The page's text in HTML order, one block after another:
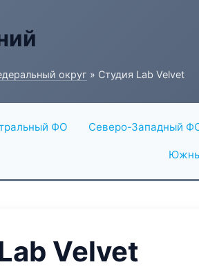
округ » Студия Lab Velvet
ФО Северо-Западный
Velvet